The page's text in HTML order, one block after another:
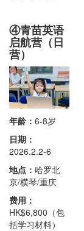
④青苗英语
启航营（日
营）
年龄： 6-8岁
日期：
2026.2.2-6
地点： 哈罗北
京/横琴/重庆
费用：
HK$6,800（包
括学习材料）